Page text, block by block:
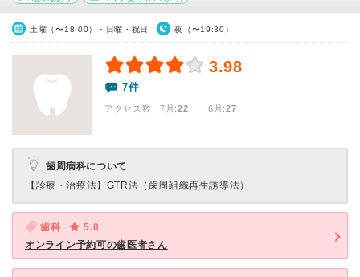
土曜（〜18:00）・日曜・祝日 夜（〜19:30）
3.98
7件
アクセス数 7月:22 | 6月:27
歯周病科について
【診療・治療法】 GTR法（歯周組織再生誘導法）
歯科
5.0
オンライン予約可の歯医者さん